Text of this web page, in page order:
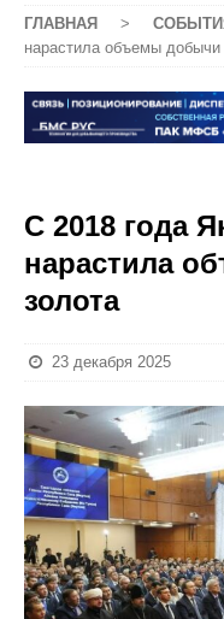
ГЛАВНАЯ >
нарастила объемы добычи
С 2018 года
нарастила
золота
23 декабря 2025